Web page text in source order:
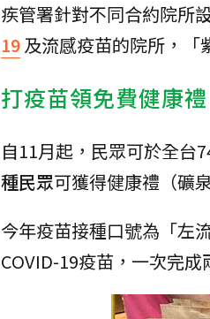
疾管署針對不同合約院所
19及流感疫苗的院所，「
打疫苗領免費健康禮
自11月起，民眾可於全台
種民眾可獲得健康禮（礦
今年疫苗接種口號為「左
COVID-19疫苗，一次完